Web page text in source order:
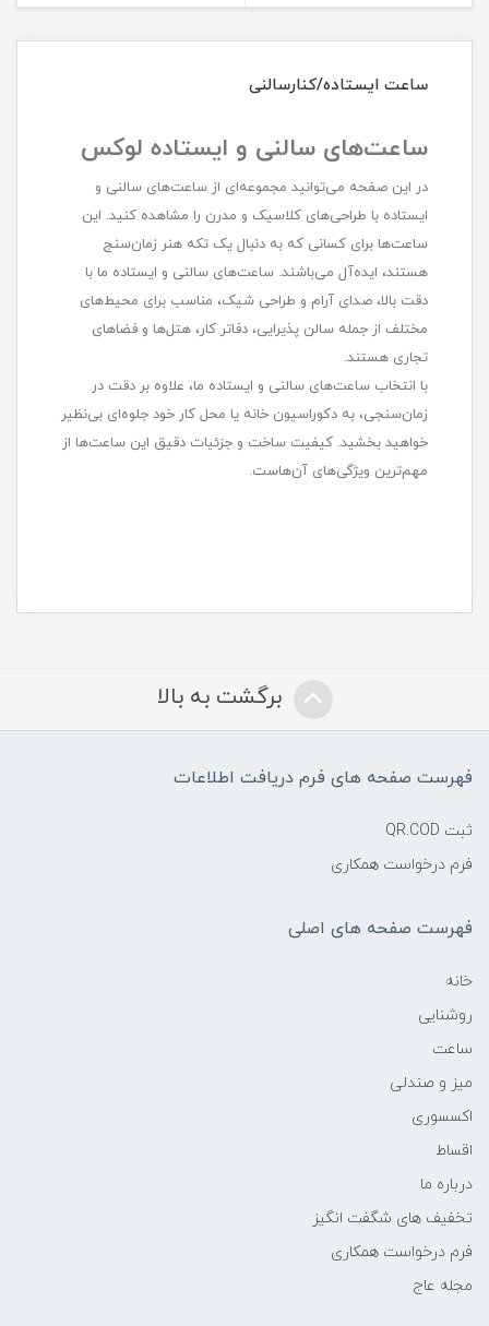
ساعت ایستاده/کنارسالنی
ساعت‌های سالنی و ایستاده لوکس
در این صفحه می‌توانید مجموعه‌ای از ساعت‌های سالنی و
ایستاده با طراحی‌های کلاسیک و مدرن را مشاهده کنید. این
ساعت‌ها برای کسانی که به دنبال یک تکه هنر زمان‌سنج
هستند، ایده‌آل می‌باشند. ساعت‌های سالنی و ایستاده ما با
دقت بالا، صدای آرام و طراحی شیک، مناسب برای محیط‌های
مختلف از جمله سالن پذیرایی، دفاتر کار، هتل‌ها و فضاهای
تجاری هستند.
با انتخاب ساعت‌های سالنی و ایستاده ما، علاوه بر دقت در
زمان‌سنجی، به دکوراسیون خانه یا محل کار خود جلوه‌ای بی‌نظیر
خواهید بخشید. کیفیت ساخت و جزئیات دقیق این ساعت‌ها از
مهم‌ترین ویژگی‌های آن‌هاست.
برگشت به بالا
فهرست صفحه های فرم دریافت اطلاعات
ثبت QR.COD
فرم درخواست همکاری
فهرست صفحه های اصلی
خانه
روشنایی
ساعت
میز و صندلی
اکسسوری
اقساط
درباره ما
تخفیف های شگفت انگیز
فرم درخواست همکاری
مجله عاج